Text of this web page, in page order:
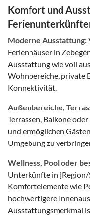
Komfort und
Moderne Ausstattung:
Ferienhäuser in
Ausstattung wie voll
Wohnbereiche, private
Konnektivität.
Außenbereiche,
Terrassen, Balkone
und ermöglichen
Umgebung zu
Wellness, Pool oder
Unterkünfte in
Komfortelemente wie
hochwertigere
Ausstattungsmerkmal